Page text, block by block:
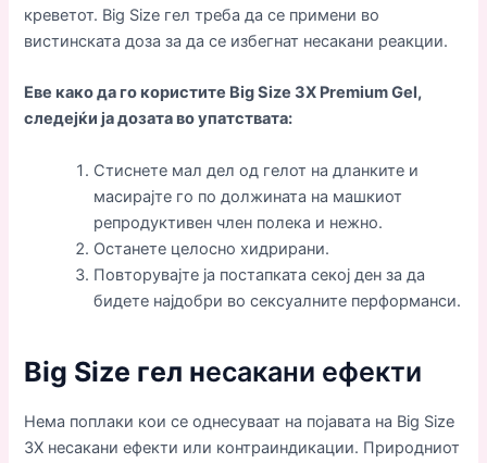
креветот. Big Size гел треба да се примени во
вистинската доза за да се избегнат несакани реакции.
Еве како да го користите Big Size 3X Premium Gel,
следејќи ја дозата во упатствата:
Стиснете мал дел од гелот на дланките и
масирајте го по должината на машкиот
репродуктивен член полека и нежно.
Останете целосно хидрирани.
Повторувајте ја постапката секој ден за да
бидете најдобри во сексуалните перформанси.
Big Size гел несакани ефекти
Нема поплаки кои се однесуваат на појавата на Big Size
3X несакани ефекти или контраиндикации. Природниот